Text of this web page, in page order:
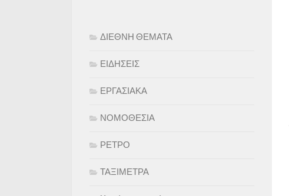
ΔΙΕΘΝΗ ΘΕΜΑΤΑ
ΕΙΔΗΣΕΙΣ
ΕΡΓΑΣΙΑΚΑ
ΝΟΜΟΘΕΣΙΑ
ΡΕΤΡΟ
ΤΑΞΙΜΕΤΡΑ